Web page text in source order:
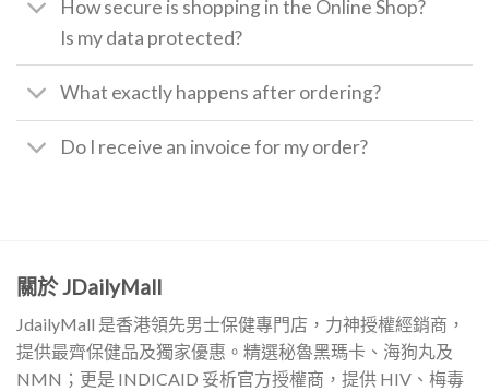
How secure is shopping in the Online Shop?
Is my data protected?
What exactly happens after ordering?
Do I receive an invoice for my order?
關於 JDailyMall
JdailyMall 是香港領先男士保健專門店，力神授權經銷商，
提供最齊保健品及獨家優惠。精選秘魯黑瑪卡、海狗丸及
NMN；更是 INDICAID 妥析官方授權商，提供 HIV、梅毒